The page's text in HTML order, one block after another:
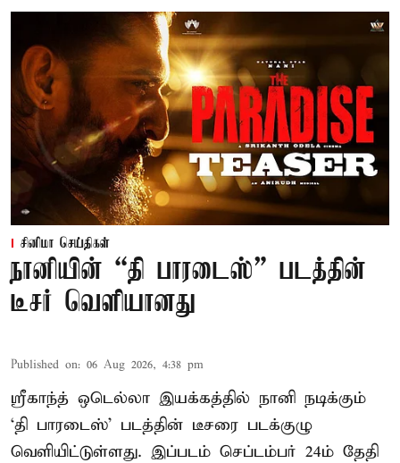
சினிமா செய்திகள்
நானியின் “தி பாரடைஸ்” படத்தின்
டீசர் வெளியானது
Published on: 06 Aug 2026, 4:38 pm
ஸ்ரீகாந்த் ஒடெல்லா இயக்கத்தில் நானி நடிக்கும்
‘தி பாரடைஸ்’ படத்தின் டீசரை படக்குழு
வெளியிட்டுள்ளது. இப்படம் செப்டம்பர் 24ம் தேதி